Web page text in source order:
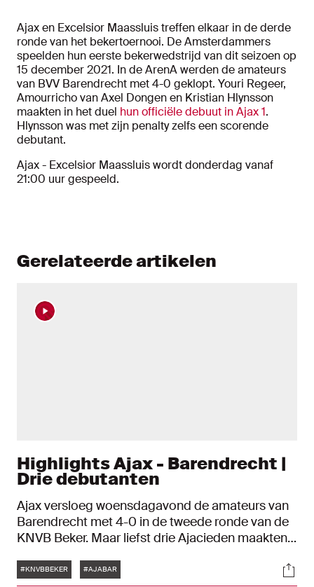
Ajax en Excelsior Maassluis treffen elkaar in de derde
ronde van het bekertoernooi. De Amsterdammers
speelden hun eerste bekerwedstrijd van dit seizoen op
15 december 2021. In de ArenA werden de amateurs
van BVV Barendrecht met 4-0 geklopt. Youri Regeer,
Amourricho van Axel Dongen en Kristian Hlynsson
maakten in het duel hun officiële debuut in Ajax 1.
Hlynsson was met zijn penalty zelfs een scorende
debutant.
Ajax - Excelsior Maassluis wordt donderdag vanaf
21:00 uur gespeeld.
Gerelateerde artikelen
Highlights Ajax - Barendrecht |
Drie debutanten
Ajax versloeg woensdagavond de amateurs van
Barendrecht met 4-0 in de tweede ronde van de
KNVB Beker. Maar liefst drie Ajacieden maakten
Tags
#KNVBBEKER #AJABAR